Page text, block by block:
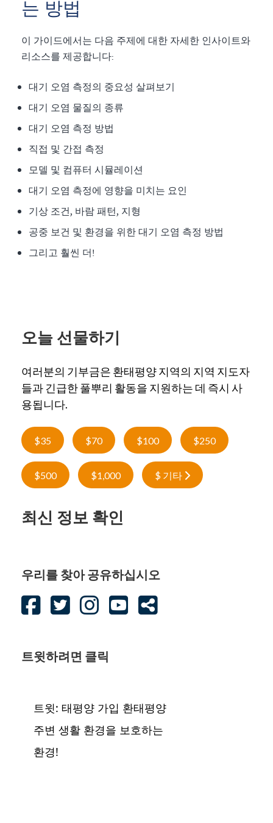
는 방법
이 가이드에서는 다음 주제에 대한 자세한 인사이트와
리소스를 제공합니다:
대기 오염 측정의 중요성 살펴보기
대기 오염 물질의 종류
대기 오염 측정 방법
직접 및 간접 측정
모델 및 컴퓨터 시뮬레이션
대기 오염 측정에 영향을 미치는 요인
기상 조건, 바람 패턴, 지형
공중 보건 및 환경을 위한 대기 오염 측정 방법
그리고 훨씬 더!
오늘 선물하기
여러분의 기부금은 환태평양 지역의 지역 지도자
들과 긴급한 풀뿌리 활동을 지원하는 데 즉시 사
용됩니다.
$35 $70 $100 $250
$500 $1,000 $ 기타
최신 정보 확인
우리를 찾아 공유하십시오
트윗하려면 클릭
트윗: 태평양 가입 환태평양
주변 생활 환경을 보호하는
환경!